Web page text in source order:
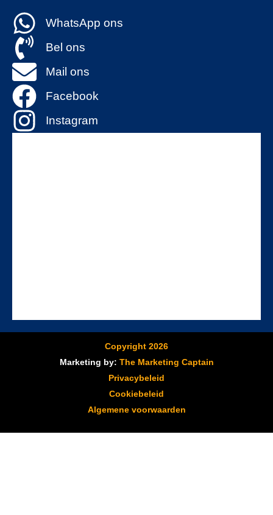
WhatsApp ons
Bel ons
Mail ons
Facebook
Instagram
Copyright 2026
Marketing by: The Marketing Captain
Privacybeleid
Cookiebeleid
Algemene voorwaarden